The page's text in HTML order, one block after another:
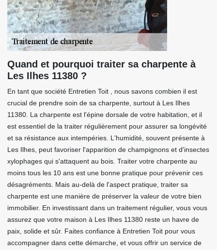
Quand et pourquoi traiter sa charpente à
Les Ilhes 11380 ?
En tant que société Entretien Toit , nous savons combien il est
crucial de prendre soin de sa charpente, surtout à Les Ilhes
11380. La charpente est l'épine dorsale de votre habitation, et il
est essentiel de la traiter régulièrement pour assurer sa longévité
et sa résistance aux intempéries. L'humidité, souvent présente à
Les Ilhes, peut favoriser l'apparition de champignons et d'insectes
xylophages qui s'attaquent au bois. Traiter votre charpente au
moins tous les 10 ans est une bonne pratique pour prévenir ces
désagréments. Mais au-delà de l'aspect pratique, traiter sa
charpente est une manière de préserver la valeur de votre bien
immobilier. En investissant dans un traitement régulier, vous vous
assurez que votre maison à Les Ilhes 11380 reste un havre de
paix, solide et sûr. Faites confiance à Entretien Toit pour vous
accompagner dans cette démarche, et vous offrir un service de